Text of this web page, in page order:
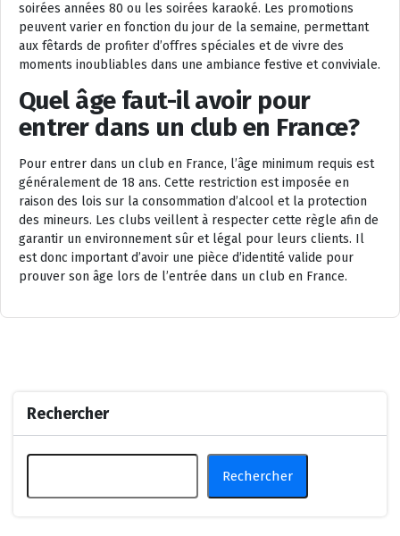
soirées années 80 ou les soirées karaoké. Les promotions
peuvent varier en fonction du jour de la semaine, permettant
aux fêtards de profiter d’offres spéciales et de vivre des
moments inoubliables dans une ambiance festive et conviviale.
Quel âge faut-il avoir pour
entrer dans un club en France?
Pour entrer dans un club en France, l’âge minimum requis est
généralement de 18 ans. Cette restriction est imposée en
raison des lois sur la consommation d’alcool et la protection
des mineurs. Les clubs veillent à respecter cette règle afin de
garantir un environnement sûr et légal pour leurs clients. Il
est donc important d’avoir une pièce d’identité valide pour
prouver son âge lors de l’entrée dans un club en France.
Rechercher
Rechercher